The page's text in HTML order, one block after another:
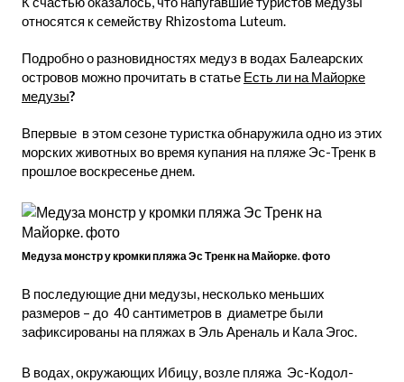
относятся к семейству Rhizostoma Luteum.
Подробно о разновидностях медуз в водах Балеарских
островов можно прочитать в статье Есть ли на Майорке
медузы?
Впервые в этом сезоне туристка обнаружила одно из этих
морских животных во время купания на пляже Эс-Тренк в
прошлое воскресенье днем.
Медуза монстр у кромки пляжа Эс Тренк на Майорке. фото
В последующие дни медузы, несколько меньших
размеров – до 40 сантиметров в диаметре были
зафиксированы на пляжах в Эль Ареналь и Кала Эгос.
В водах, окружающих Ибицу, возле пляжа Эс-Кодол-